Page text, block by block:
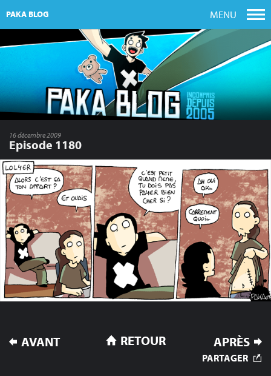
PAKA BLOG MENU
16 décembre 2009
Episode 1180
NAVIGATION
DE
AVANT APRÈS
RETOUR
PARTAGER